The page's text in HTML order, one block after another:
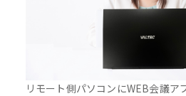
リモート側パソコンにWEB会議ア